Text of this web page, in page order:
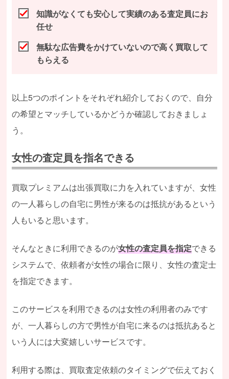
知識がなくても安心して実績のある査定員にお
任せ
無駄な広告費をかけていないので高く買取して
もらえる
以上5つのポイントをそれぞれ紹介しておくので、自分
の希望とマッチしているかどうか確認しておきましょ
う。
女性の査定員を指名できる
買取プレミアムは出張買取に力を入れていますが、女性
の一人暮らしの自宅に男性が来るのは抵抗があるという
人もいると思います。
そんなときに利用できるのが女性の査定員を指定できる
システムで、依頼者が女性の場合に限り、女性の査定士
を指定できます。
このサービスを利用できるのは女性の利用者のみです
が、一人暮らしの方で男性が自宅に来るのは抵抗あると
いう人には大変嬉しいサービスです。
利用する際は、買取査定依頼のタイミングで伝えておく